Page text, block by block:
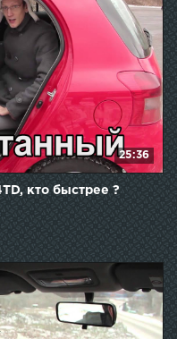
25:36
кто быстрее ?